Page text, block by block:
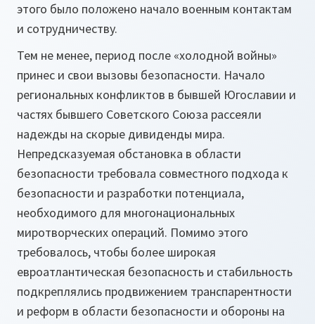
этого было положено начало военным контактам
и сотрудничеству.
Тем не менее, период после «холодной войны»
принес и свои вызовы безопасности. Начало
региональных конфликтов в бывшей Югославии и
частях бывшего Советского Союза рассеяли
надежды на скорые дивиденды мира.
Непредсказуемая обстановка в области
безопасности требовала совместного подхода к
безопасности и разработки потенциала,
необходимого для многонациональных
миротворческих операций. Помимо этого
требовалось, чтобы более широкая
евроатлантическая безопасность и стабильность
подкреплялись продвижением транспарентности
и реформ в области безопасности и обороны на